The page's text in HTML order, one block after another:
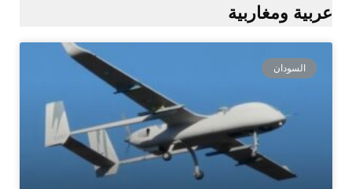
عربية ومغاربية
السودان